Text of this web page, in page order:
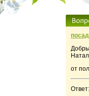
от
Ответ: